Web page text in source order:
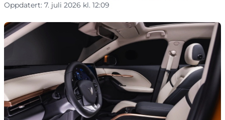
Oppdatert: 7. juli 2026 kl. 12:09